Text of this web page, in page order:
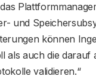
und
können
als auch die darauf
validieren.“